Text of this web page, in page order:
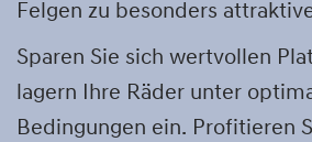
Felgen zu besonders
Sparen Sie sich wertvollen
lagern Ihre Räder unter
Bedingungen ein. Profitieren